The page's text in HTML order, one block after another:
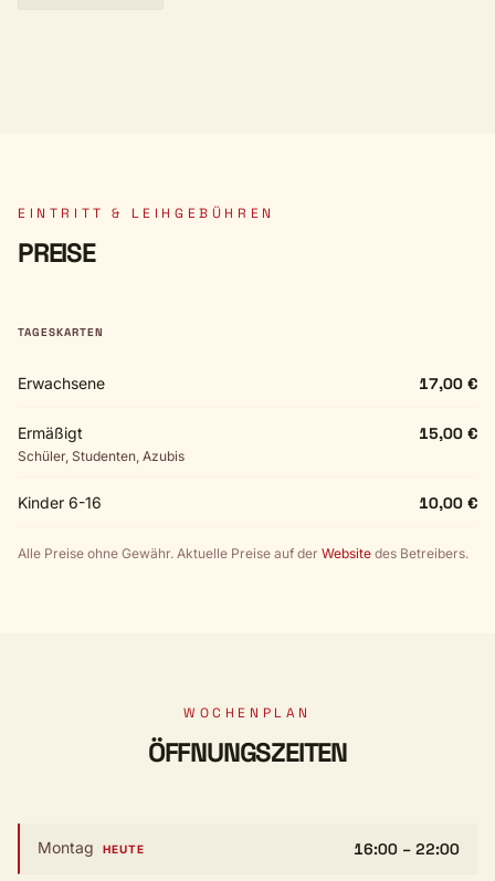
EINTRITT & LEIHGEBÜHREN
PREISE
TAGESKARTEN
Erwachsene 17,00 €
Ermäßigt
Schüler, Studenten, Azubis
15,00 €
Kinder 6-16 10,00 €
Alle Preise ohne Gewähr. Aktuelle Preise auf der Website des Betreibers.
WOCHENPLAN
ÖFFNUNGSZEITEN
Montag HEUTE 16:00 – 22:00